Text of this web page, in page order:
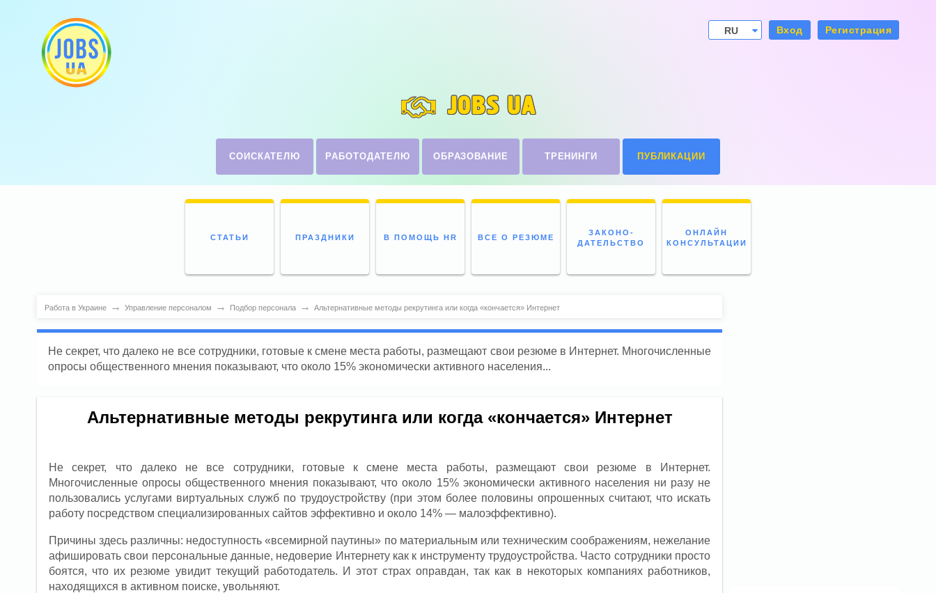
RU
Вход Регистрация
JOBS UA
СОИСКАТЕЛЮ РАБОТОДАТЕЛЮ ОБРАЗОВАНИЕ ТРЕНИНГИ ПУБЛИКАЦИИ
СТАТЬИ ПРАЗДНИКИ В ПОМОЩЬ HR ВСЕ О РЕЗЮМЕ
ЗАКОНО-
ДАТЕЛЬСТВО
ОНЛАЙН
КОНСУЛЬТАЦИИ
Работа в Украине → Управление персоналом → Подбор персонала → Альтернативные методы рекрутинга или когда «кончается» Интернет
Не секрет, что далеко не все сотрудники, готовые к смене места работы, размещают свои резюме в Интернет. Многочисленные
опросы общественного мнения показывают, что около 15% экономически активного населения...
Альтернативные методы рекрутинга или когда «кончается» Интернет
Не секрет, что далеко не все сотрудники, готовые к смене места работы, размещают свои резюме в Интернет.
Многочисленные опросы общественного мнения показывают, что около 15% экономически активного населения ни разу не
пользовались услугами виртуальных служб по трудоустройству (при этом более половины опрошенных считают, что искать
работу посредством специализированных сайтов эффективно и около 14% — малоэффективно).
Причины здесь различны: недоступность «всемирной паутины» по материальным или техническим соображениям, нежелание
афишировать свои персональные данные, недоверие Интернету как к инструменту трудоустройства. Часто сотрудники просто
боятся, что их резюме увидит текущий работодатель. И этот страх оправдан, так как в некоторых компаниях работников,
находящихся в активном поиске, увольняют.